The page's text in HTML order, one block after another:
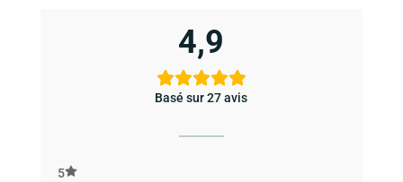
4,9
Basé sur 27 avis
5